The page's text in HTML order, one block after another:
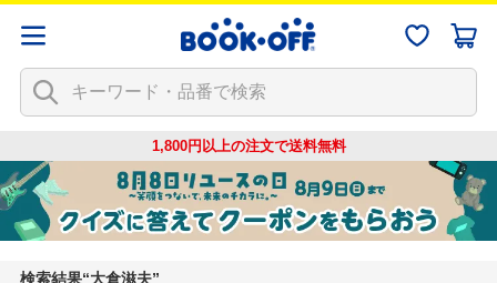
1,800円以上の注文で送料無料
検索結果 大倉滋夫